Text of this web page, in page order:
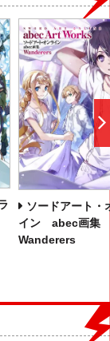
ソードアート・
イン abec画集
Wanderers